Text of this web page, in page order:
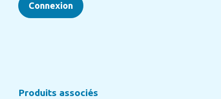
Connexion
Produits associés